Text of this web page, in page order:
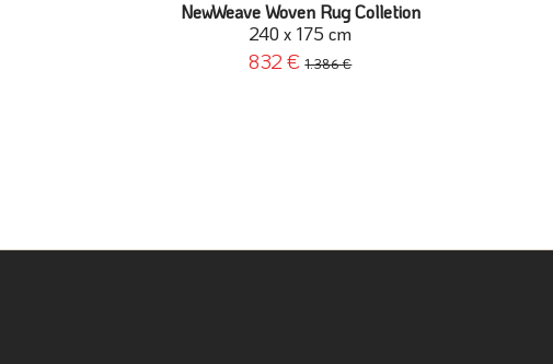
NewWeave Woven Rug Colletion
240 x 175 cm
832 € 1.386 €